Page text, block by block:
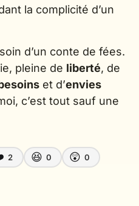
la complicité d’un
d’un conte de fées.
pleine de liberté, de
et d’envies
c’est tout sauf une
2 😆 0 😲 0